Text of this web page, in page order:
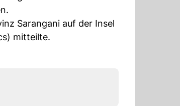
Sarangani auf der Insel
mitteilte.